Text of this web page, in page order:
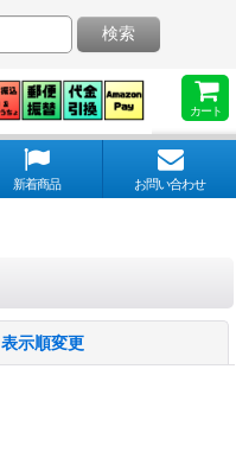
カート
検索
新着商品 お問い合わせ
表示順変更